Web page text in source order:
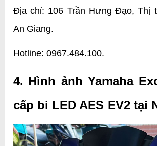
Địa chỉ: 106 Trần Hưng Đạo, Thị
An Giang.
Hotline: 0967.484.100.
4. Hình ảnh Yamaha
cấp bi LED AES EV2 tại